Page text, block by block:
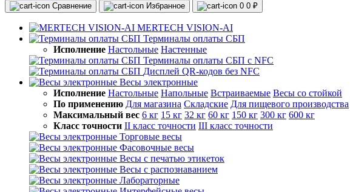
Сравнение Избранное 0 0 ₽
MERTECH VISION-AI
Терминалы оплаты СБП
Исполнение Настольные Настенные
Терминалы оплаты СБП с NFC
Дисплей QR-кодов без NFC
Весы электронные
Исполнение Настольные Напольные Встраиваемые Весы со стойкой
По применению Для магазина Складские Для пищевого производства
Максимальный вес 6 кг 15 кг 32 кг 60 кг 150 кг 300 кг 600 кг
Класс точности II класс точности III класс точности
Торговые весы
Фасовочные весы
Весы с печатью этикеток
Весы с распознаванием
Лабораторные